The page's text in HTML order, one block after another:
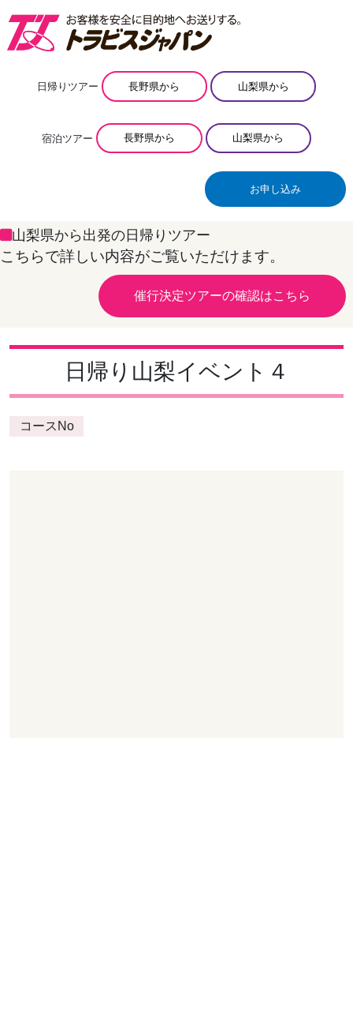
日帰りツアー 長野県から 山梨県から
宿泊ツアー 長野県から 山梨県から
お申し込み
山梨県から出発の日帰りツアー
こちらで詳しい内容がご覧いただけます。
催行決定ツアーの確認はこちら
日帰り山梨イベント４
コースNo